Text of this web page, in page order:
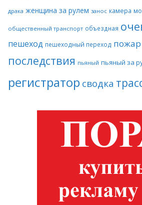
драка женщина за рулем занос камера
общественный транспорт объездная
пешеход пешеходный переход пожар
последствия пьяный пьяный за
регистратор сводка